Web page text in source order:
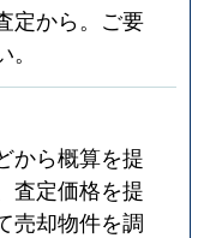
定から。ご要
から概算を提
査定価格を提
売却物件を調